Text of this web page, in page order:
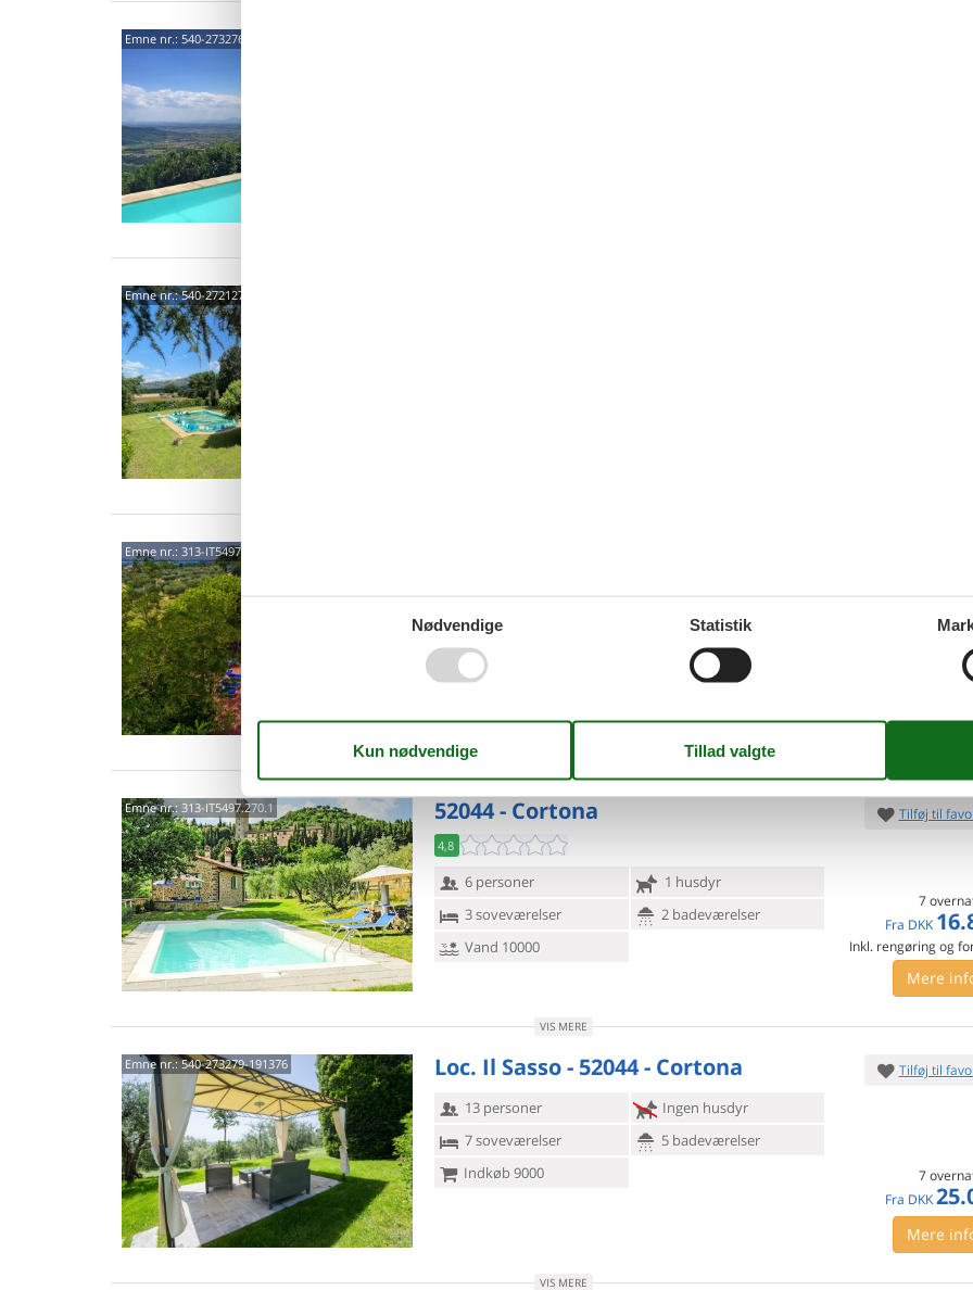
Emne nr.: 540-273276-191373
Emne nr.:540-272127-190225
Emne nr.: 313-IT5497.175.1
15 personer
1 husdyr
8 soveværelser
7 badeværelser
7
Inkl. rengøring og
Mere
Emne nr.: 313-IT5497.270.1 52044 - Cortona
4,8
6 personer
1 husdyr
3 soveværelser
2 badeværelser
Vand 10000
Tilføj til
7
Fra DKK
Inkl. rengøring og
Mere
VIS MERE
Emne nr.:540-273279-191376 Loc. Il Sasso - 52044 - Cortona
13 personer
Ingen husdyr
7 soveværelser
5 badeværelser
Indkøb 9000
Tilføj til
7
Fra DKK
Mere
VIS MERE
Nødvendige Statistik